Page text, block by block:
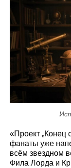
«Проект „Конец
фанаты уже
всём звездном
Фила Лорда и